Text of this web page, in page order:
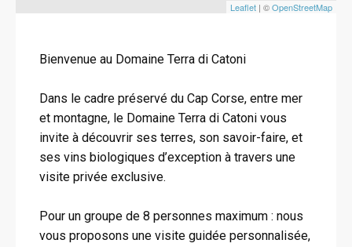
Leaflet | ©OpenStreetMap
Bienvenue au Domaine Terra di Catoni
Dans le cadre préservé du Cap Corse, entre mer
et montagne, le Domaine Terra di Catoni vous
invite à découvrir ses terres, son savoir-faire, et
ses vins biologiques d’exception à travers une
visite privée exclusive.
Pour un groupe de 8 personnes maximum : nous
vous proposons une visite guidée personnalisée,